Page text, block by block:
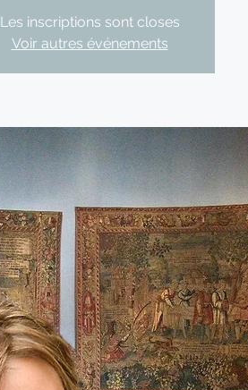
Les inscriptions sont closes
Voir autres événements